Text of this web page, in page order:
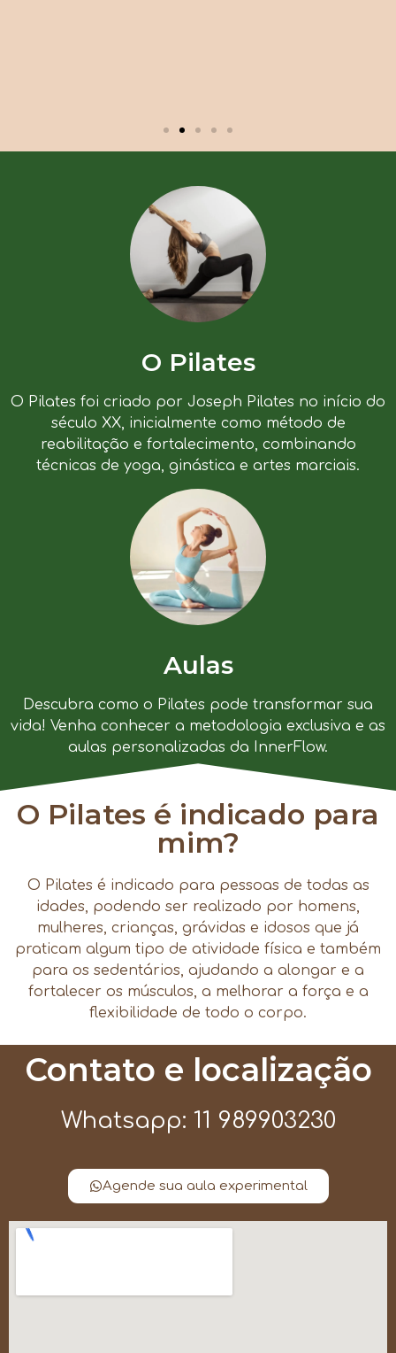
O Pilates
O Pilates foi criado por Joseph Pilates no início do
século XX, inicialmente como método de
reabilitação e fortalecimento, combinando
técnicas de yoga, ginástica e artes marciais.
Aulas
Descubra como o Pilates pode transformar sua
vida! Venha conhecer a metodologia exclusiva e as
aulas personalizadas da InnerFlow.
O Pilates é indicado para
mim?
O Pilates é indicado para pessoas de todas as
idades, podendo ser realizado por homens,
mulheres, crianças, grávidas e idosos que já
praticam algum tipo de atividade física e também
para os sedentários, ajudando a alongar e a
fortalecer os músculos, a melhorar a força e a
flexibilidade de todo o corpo.
Contato e localização
Whatsapp: 11 989903230
Agende sua aula experimental